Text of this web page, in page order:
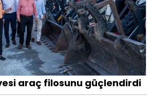
araç filosunu güçlendirdi